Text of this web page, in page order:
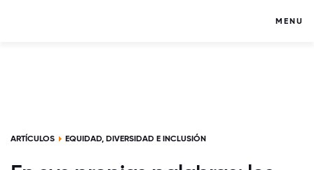
MENU
ARTÍCULOS EQUIDAD, DIVERSIDAD E INCLUSIÓN